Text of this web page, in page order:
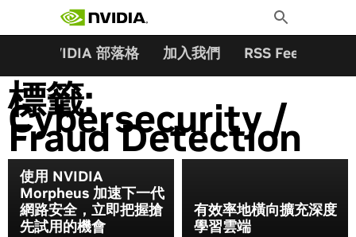
Toggle
Search
NVIDIA 部落格 加入我們 RSS Feeds
標籤:
Cybersecurity /
Fraud Detection
使用 NVIDIA
Morpheus 加速下一代
網路安全，立即把握搶
先試用的機會
有效率地橫向擴充深度
學習雲端